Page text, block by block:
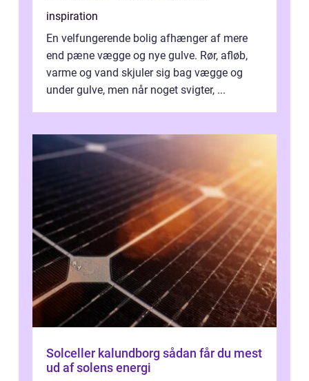
inspiration
En velfungerende bolig afhænger af mere
end pæne vægge og nye gulve. Rør, afløb,
varme og vand skjuler sig bag vægge og
under gulve, men når noget svigter, ...
Solceller kalundborg sådan får du mest
ud af solens energi